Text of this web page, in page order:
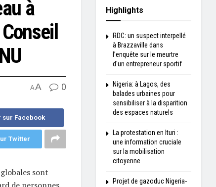
à
AA 0
sur Facebook
Twitter
sont
Highlights
RDC: un suspect interpellé
à Brazzaville dans
l’enquête sur le meurtre
d'un entrepreneur sportif
Nigeria: à Lagos, des
balades urbaines pour
sensibiliser à la disparition
des espaces naturels
La protestation en Ituri :
une information cruciale
sur la mobilisation
citoyenne
Projet de gazoduc Nigeria-